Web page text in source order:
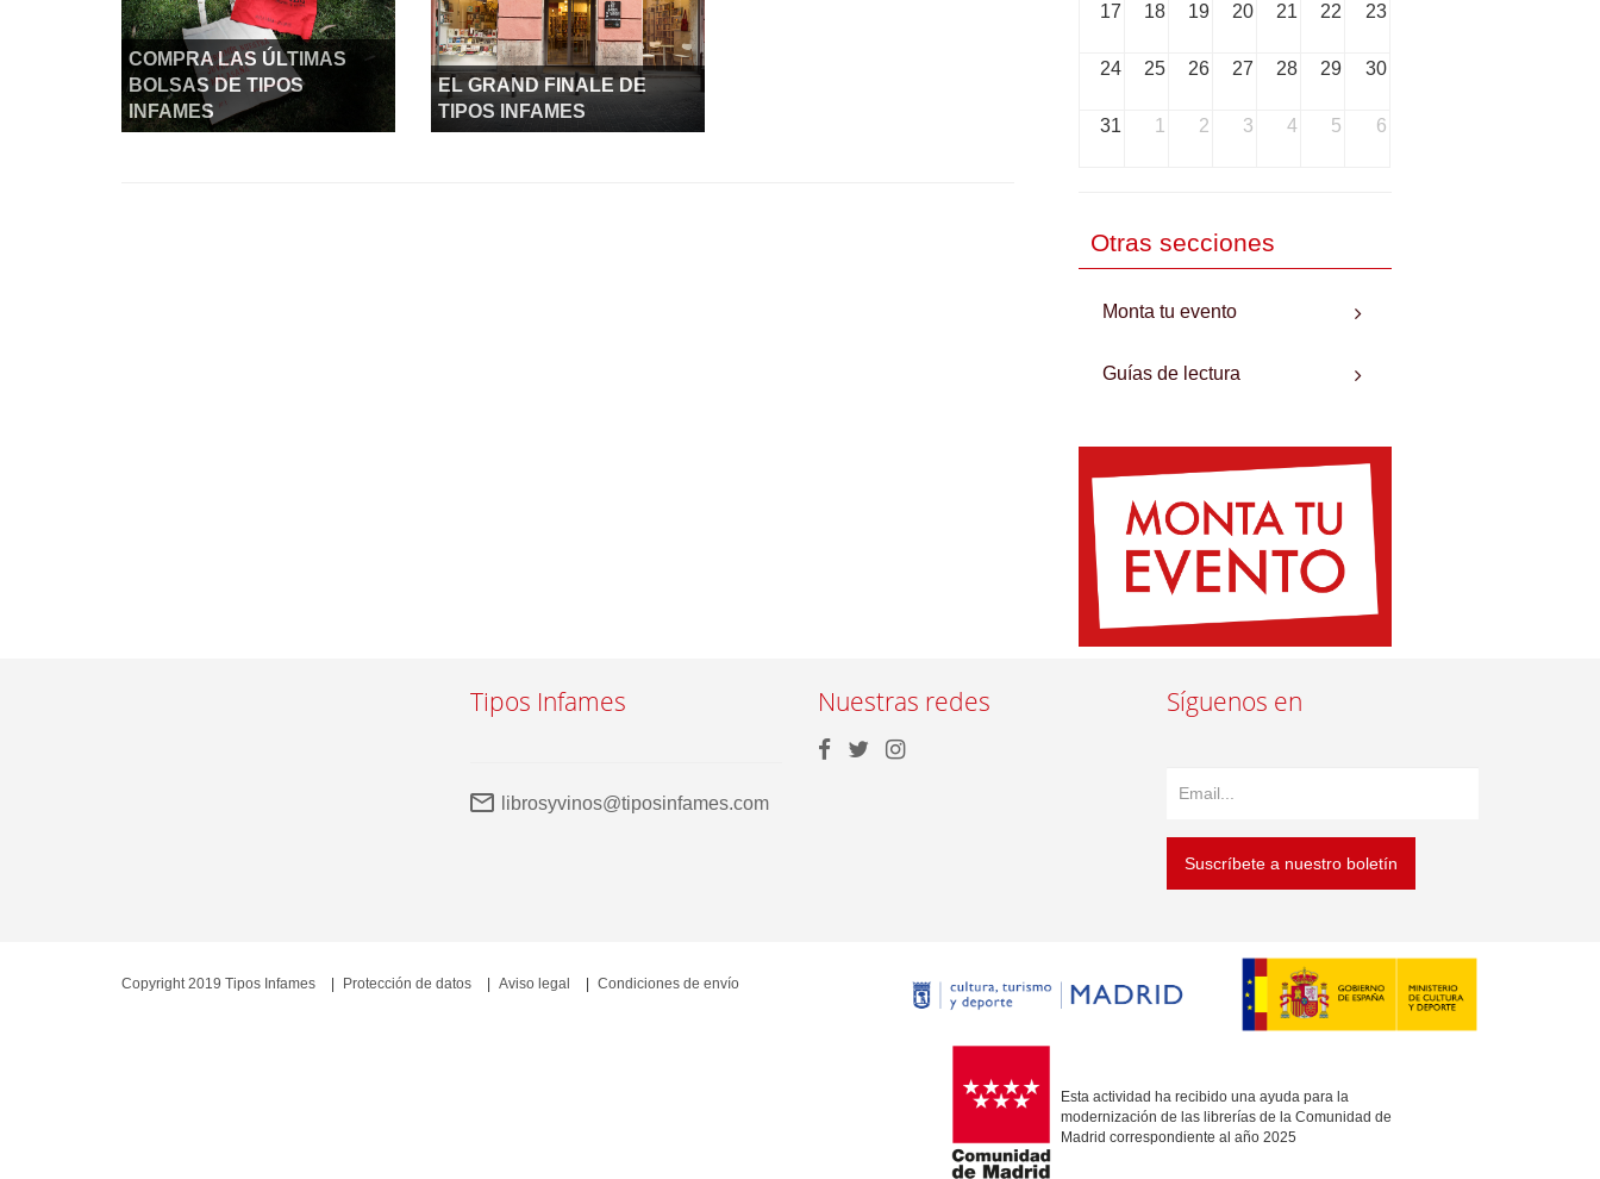
COMPRA LAS ÚLTIMAS
BOLSAS DE TIPOS
INFAMES
EL GRAND FINALE DE
TIPOS INFAMES
17 18 19 20 21 22 23
24 25 26 27 28 29 30
31 1 2 3 4 5 6
Otras secciones
Monta tu evento
Guías de lectura
Tipos Infames
librosyvinos@tiposinfames.com
Nuestras redes Síguenos en
Suscríbete a nuestro boletín
Esta actividad ha recibido una ayuda para la
modernización de las librerías de la Comunidad de
Madrid correspondiente al año 2025
Copyright 2019 Tipos Infames Protección de datos Aviso legal Condiciones de envío